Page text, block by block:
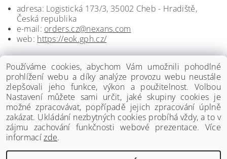
adresa: Logistická 173/3, 35002 Cheb - Hradiště,
Česká republika
e-mail: orders.cz@nexans.com
web: https://eok.gph.cz/
www.palmat.cz
Používáme cookies, abychom Vám umožnili pohodlné
prohlížení webu a díky analýze provozu webu neustále
zlepšovali jeho funkce, výkon a použitelnost. Volbou
Nastavení můžete sami určit, jaké skupiny cookies je
možné zpracovávat, popřípadě jejich zpracování úplně
zakázat. Ukládání nezbytných cookies probíhá vždy, a to v
zájmu zachování funkčnosti webové prezentace. Více
informacízde.